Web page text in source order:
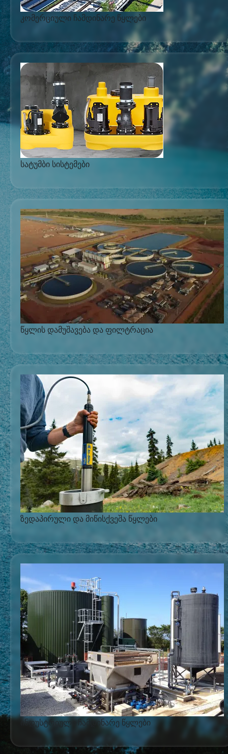
კომერციული ჩამდინარე წყლები
სატუმბი სისტემები
წყლის დამუშავება და ფილტრაცია
ზედაპირული და მიწისქვეშა წყლები
ინდუსტრიული ჩამდინარე წყლები